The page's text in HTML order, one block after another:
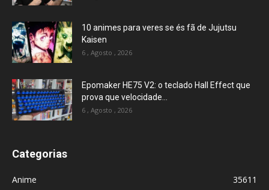
10 animes para veres se és fã de Jujutsu
Kaisen
6 , Agosto , 2026
Epomaker HE75 V2: o teclado Hall Effect que
prova que velocidade...
6 , Agosto , 2026
Categorias
Anime 35611